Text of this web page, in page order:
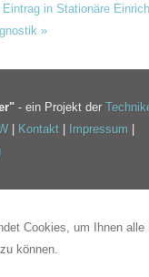
Eintrag in Stationäre
»
- ein Projekt der
| Kontakt | Impressum |
Cookies, um Ihnen alle
können.